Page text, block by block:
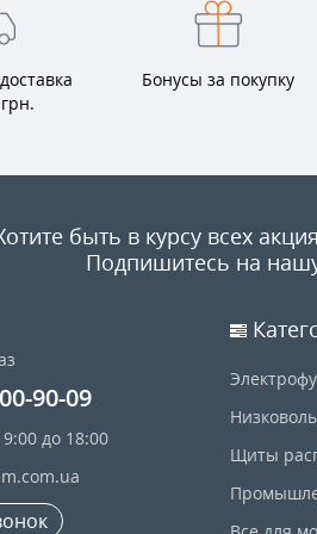
Бонусы за покупку
быть в курсу всех
Подпишитесь на
90-09
до 18:00
Щиты